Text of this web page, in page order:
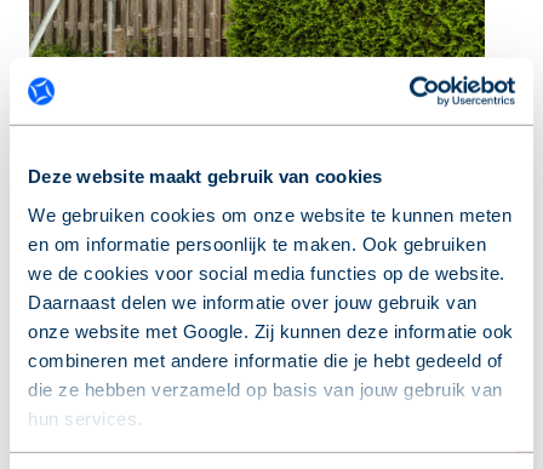
Deze website maakt gebruik van cookies
We gebruiken cookies om onze website te kunnen meten
en om informatie persoonlijk te maken. Ook gebruiken
we de cookies voor social media functies op de website.
Daarnaast delen we informatie over jouw gebruik van
onze website met Google. Zij kunnen deze informatie ook
combineren met andere informatie die je hebt gedeeld of
die ze hebben verzameld op basis van jouw gebruik van
hun services.
Wat de Projectmanager doet
gepland onderhoud. Naast het opstellen van het
(Duurzaam) Meerjaren Onderhoudsplan, begeleid hij
ook de uitvoer van het groot onderhoud. Zodat er
bijvoorbeeld genoeg geld voor gespaard wordt en de
opdrachten in gang worden gezet. Lees hier meer over
in het pakketten overzicht.
Begeleiding bij het aanvragen en aanleveren van
het (D)MJOP